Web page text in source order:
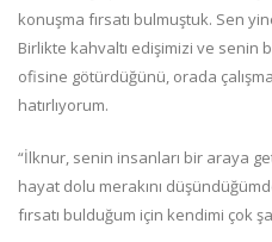
konuşma fırsatı bulmuştuk. Sen
Birlikte kahvaltı edişimizi ve senin
ofisine götürdüğünü, orada çalışma
hatırlıyorum.
“İlknur, senin insanları bir araya
hayat dolu merakını
fırsatı bulduğum için kendimi çok